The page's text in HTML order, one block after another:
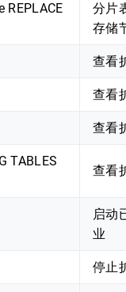
REPLACE
分片
存储
查看
查看
查看
TABLES
查看
启动
业
停止